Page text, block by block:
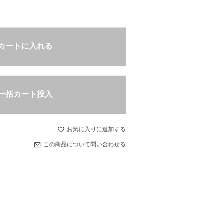
ートに入れる
括カート投入
お気に入りに追加する
この商品について問い合わせる